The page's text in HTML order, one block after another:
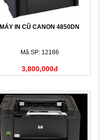
MÁY IN CŨ CANON 4850DN
Mã SP: 12186
3,800,000đ